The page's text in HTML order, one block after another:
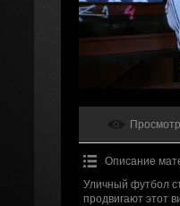
Описание
Уличный футбол
продвигают этот